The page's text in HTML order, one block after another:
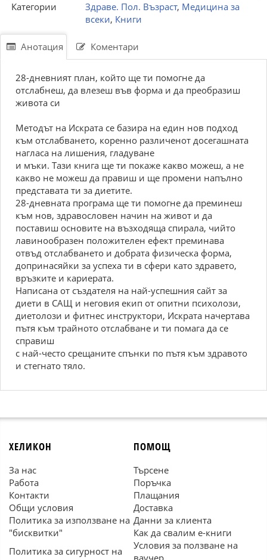
Категории
Здраве. Пол. Възраст, Медицина за
всеки, Книги
Анотация Коментари
28-дневният план, който ще ти помогне да
отслабнеш, да влезеш във форма и да преобразиш
живота си
Методът на Искрата се базира на един нов подход
към отслабването, коренно различенот досегашната
нагласа на лишения, гладуване
и мъки. Тази книга ще ти покаже какво можеш, а не
какво не можеш да правиш и ще промени напълно
представата ти за диетите.
28-дневната програма ще ти помогне да преминеш
към нов, здравословен начин на живот и да
поставиш основите на възходяща спирала, чийто
лавинообразен положителен ефект преминава
отвъд отслабването и добрата физическа форма,
допринасяйки за успеха ти в сфери като здравето,
връзките и кариерата.
Написана от създателя на най-успешния сайт за
диети в САЩ и неговия екип от опитни психолози,
диетолози и фитнес инструктори, Искрата начертава
пътя към трайното отслабване и ти помага да се
справиш
с най-често срещаните спънки по пътя към здравото
и стегнато тяло.
ХЕЛИКОН
За нас
Работа
Контакти
Общи условия
Политика за използване на
"бисквитки"
Политика за сигурност на
ПОМОЩ
Търсене
Поръчка
Плащания
Доставка
Данни за клиента
Как да свалим е-книги
Условия за ползване на
ваучер